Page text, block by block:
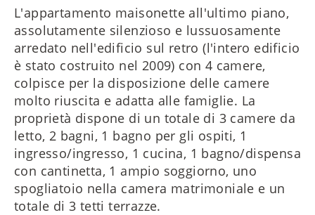
RU
L'appartamento maisonette all'ultimo piano,
assolutamente silenzioso e lussuosamente
arredato nell'edificio sul retro (l'intero edificio
è stato costruito nel 2009) con 4 camere,
colpisce per la disposizione delle camere
molto riuscita e adatta alle famiglie. La
proprietà dispone di un totale di 3 camere da
letto, 2 bagni, 1 bagno per gli ospiti, 1
ingresso/ingresso, 1 cucina, 1 bagno/dispensa
con cantinetta, 1 ampio soggiorno, uno
spogliatoio nella camera matrimoniale e un
totale di 3 tetti terrazze.